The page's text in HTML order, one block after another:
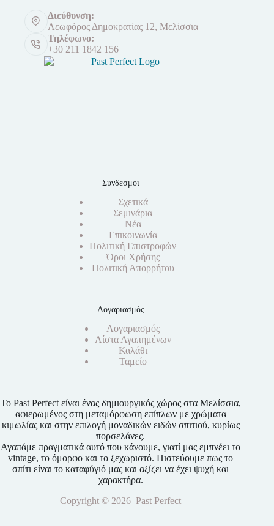
Διεύθυνση:
Λεωφόρος Δημοκρατίας 12, Μελίσσια
Τηλέφωνο:
+30 211 1842 156
Σύνδεσμοι
Σχετικά
Σεμινάρια
Νέα
Επικοινωνία
Πολιτική Επιστροφών
Όροι Χρήσης
Πολιτική Απορρήτου
Λογαριασμός
Λογαριασμός
Λίστα Αγαπημένων
Καλάθι
Ταμείο
Το Past Perfect είναι ένας δημιουργικός χώρος στα Μελίσσια,
αφιερωμένος στη μεταμόρφωση επίπλων με χρώματα
κιμωλίας και στην επιλογή μοναδικών ειδών σπιτιού, κυρίως
πορσελάνες.
Αγαπάμε πραγματικά αυτό που κάνουμε, γιατί μας εμπνέει το
vintage, το όμορφο και το ξεχωριστό. Πιστεύουμε πως το
σπίτι είναι το καταφύγιό μας και αξίζει να έχει ψυχή και
χαρακτήρα.
Copyright © 2026 Past Perfect